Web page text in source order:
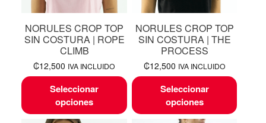
NORULES CROP TOP
SIN COSTURA | ROPE
CLIMB
₡12,500 IVA INCLUIDO
Seleccionar
opciones
NORULES CROP TOP
SIN COSTURA | THE
PROCESS
₡12,500 IVA INCLUIDO
Seleccionar
opciones